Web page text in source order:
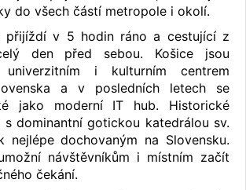
do všech částí metropole i okolí.
přijíždí v 5 hodin ráno a cestující z
den před sebou. Košice jsou
univerzitním i kulturním centrem
a v posledních letech se
jako moderní IT hub. Historické
s dominantní gotickou katedrálou sv.
dochovaným na Slovensku.
návštěvníkům i místním začít
čekání.